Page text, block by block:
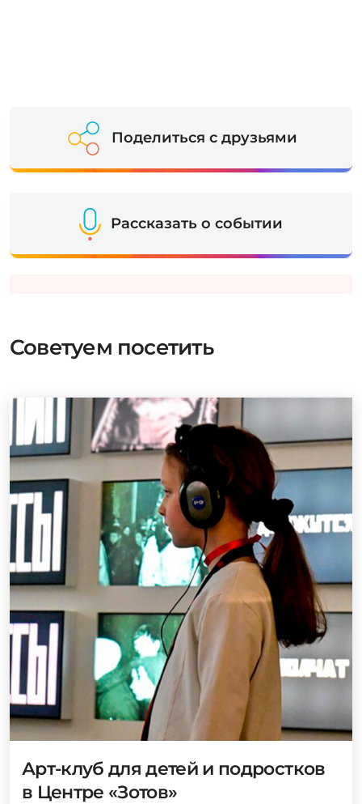
Поделиться с друзьями
Рассказать о событии
Советуем посетить
Арт-клуб для детей и подростков
в Центре «Зотов»